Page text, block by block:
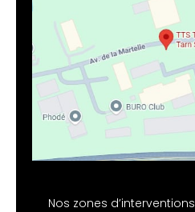
Nos zones d’interventions